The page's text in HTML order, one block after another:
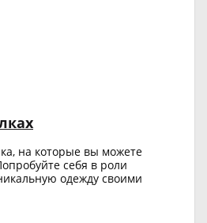
на которые вы можете
себя в роли
одежду своими